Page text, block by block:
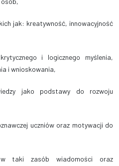
jak: kreatywność, innowacyjność
i logicznego myślenia,
i wnioskowania,
jako podstawy do rozwoju
uczniów oraz motywacji do
w taki zasób wiadomości oraz